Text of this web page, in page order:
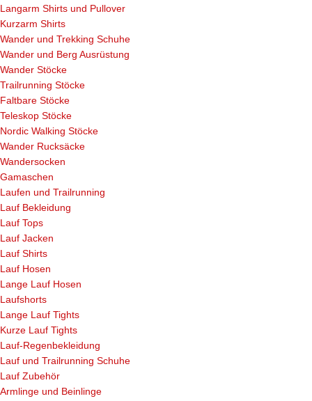
Langarm Shirts und Pullover
Kurzarm Shirts
Wander und Trekking Schuhe
Wander und Berg Ausrüstung
Wander Stöcke
Trailrunning Stöcke
Faltbare Stöcke
Teleskop Stöcke
Nordic Walking Stöcke
Wander Rucksäcke
Wandersocken
Gamaschen
Laufen und Trailrunning
Lauf Bekleidung
Lauf Tops
Lauf Jacken
Lauf Shirts
Lauf Hosen
Lange Lauf Hosen
Laufshorts
Lange Lauf Tights
Kurze Lauf Tights
Lauf-Regenbekleidung
Lauf und Trailrunning Schuhe
Lauf Zubehör
Armlinge und Beinlinge